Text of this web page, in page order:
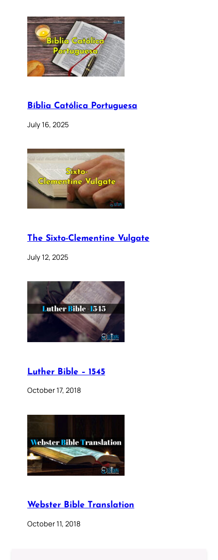
Bíblia Católica Portuguesa
July 16, 2025
The Sixto-Clementine Vulgate
July 12, 2025
Luther Bible – 1545
October 17, 2018
Webster Bible Translation
October 11, 2018